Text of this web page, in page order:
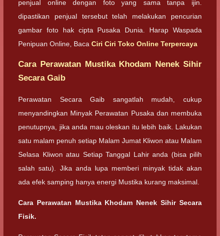
penjual online dengan foto yang sama tanpa ijin.
dipastikan penjual tersebut telah melakukan pencurian
gambar foto hak cipta Pusaka Dunia. Harap Waspada
Penipuan Online, Baca Ciri Ciri Toko Online Terpercaya
Cara Perawatan Mustika Khodam Nenek Sihir
Secara Gaib
Perawatan Secara Gaib sangatlah mudah, cukup
menyandingkan Minyak Perawatan Pusaka dan membuka
penutupnya, jika anda mau oleskan itu lebih baik. Lakukan
satu malam penuh setiap Malam Jumat Kliwon atau Malam
Selasa Kliwon atau Setiap Tanggal Lahir anda (bisa pilih
salah satu). Jika anda lupa memberi minyak tidak akan
ada efek samping hanya energi Mustika kurang maksimal.
Cara Perawatan Mustika Khodam Nenek Sihir Secara
Fisik.